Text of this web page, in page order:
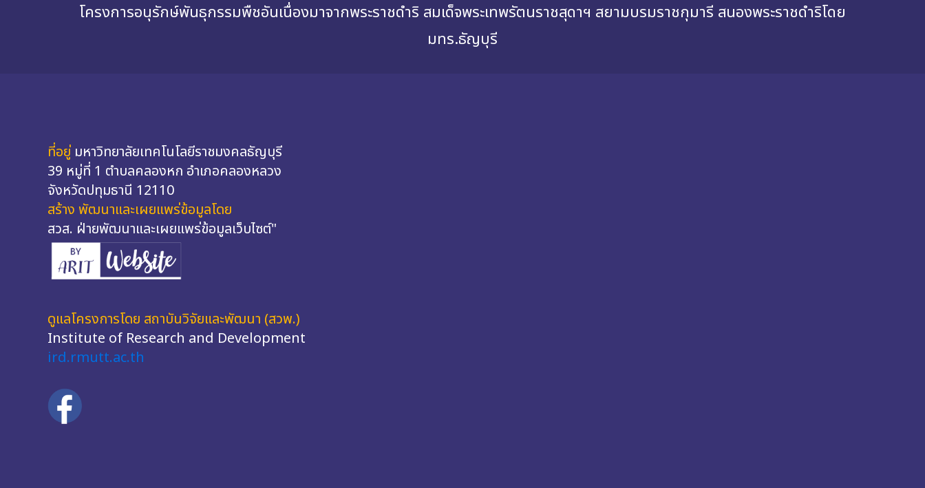
โครงการอนุรักษ์พันธุกรรมพืชอันเนื่องมาจากพระราชดำริ สมเด็จพระเทพรัตนราชสุดาฯ สยามบรมราชกุมารี สนองพระราชดำริโดย
มทร.ธัญบุรี
ที่อยู่ มหาวิทยาลัยเทคโนโลยีราชมงคลธัญบุรี
39 หมู่ที่ 1 ตำบลคลองหก อำเภอคลองหลวง
จังหวัดปทุมธานี 12110
สร้าง พัฒนาและเผยแพร่ข้อมูลโดย
สวส. ฝ่ายพัฒนาและเผยแพร่ข้อมูลเว็บไซต์"
ดูแลโครงการโดย สถาบันวิจัยและพัฒนา (สวพ.)
Institute of Research and Development
ird.rmutt.ac.th